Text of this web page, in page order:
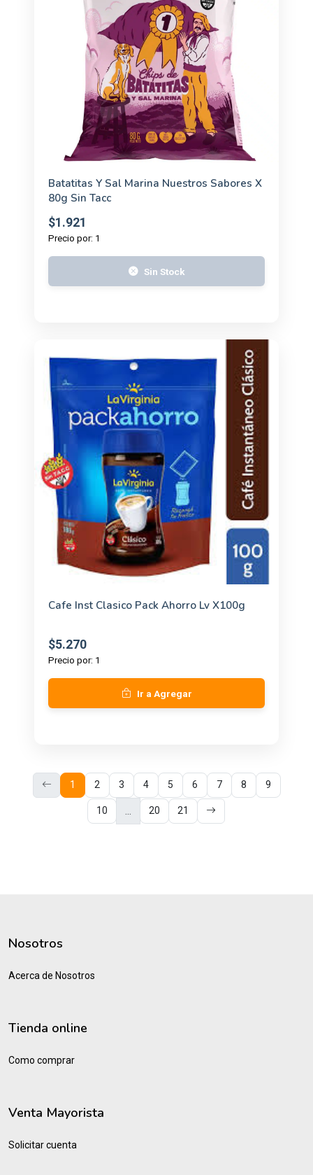
Batatitas Y Sal Marina Nuestros Sabores X
80g Sin Tacc
$1.921
Precio por: 1
Sin Stock
Cafe Inst Clasico Pack Ahorro Lv X100g
$5.270
Precio por: 1
Ir a Agregar
1 2 3 4 5 6 7 8 9
10 20 21
Nosotros
Acerca de Nosotros
Tienda online
Como comprar
Venta Mayorista
Solicitar cuenta